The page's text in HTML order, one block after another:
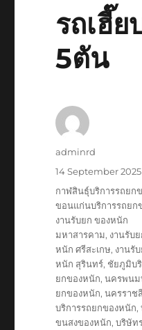
รถเฮี๊
5ตัน
Author
adminrd
Posted
14 September 2025
Tags
กาฬสินธุ์บริการรถยก
ขอนแก่นบริการรถยก
งานรับยก ของหนัก
มหาสารคาม, งานรับ
หนัก ศรีสะเกษ, งานรั
หนัก สุรินทร์, ชัยภูมิบ
ยกของหนัก,นครพนม
ยกของหนัก,นครราช
บริการรถยกของหนัก,
ขนสงของหนัก,บริษัท